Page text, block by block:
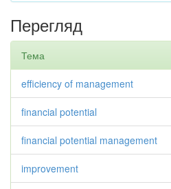
Перегляд
Тема
efficiency of management
financial potential
financial potential management
improvement